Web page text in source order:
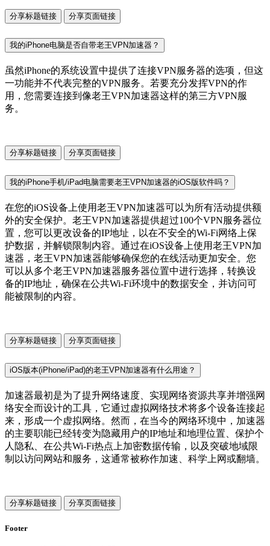
分享标题链接 分享页面链接
我的iPhone电脑是否自带老王VPN加速器？
虽然iPhone的系统设置中提供了连接VPN服务器的选项，但这
一功能并不代表完整的VPN服务。若要充分发挥VPN的作
用，您需要连接到像老王VPN加速器这样的第三方VPN服
务。
分享标题链接 分享页面链接
我的iPhone手机/iPad电脑需要老王VPN加速器的iOS版软件吗？
在您的iOS设备上使用老王VPN加速器可以为所有活动提供额
外的安全保护。老王VPN加速器提供超过100个VPN服务器位
置，您可以更改设备的IP地址，以在不安全的Wi-Fi网络上保
护数据，并解锁限制内容。通过在iOS设备上使用老王VPN加
速器，老王VPN加速器能够确保您的在线活动更加安全。您
可以从多个老王VPN加速器服务器位置中进行选择，转换设
备的IP地址，确保在公共Wi-Fi环境中的数据安全，并访问可
能被限制的内容。
分享标题链接 分享页面链接
iOS版本(iPhone/iPad)的老王VPN加速器有什么用途？
加速器最初是为了提升网络速度、实现网络资源共享并增强网
络安全而设计的工具，它通过虚拟网络技术将多个设备连接起
来，形成一个虚拟网络。然而，在当今的网络环境中，加速器
的主要职能已经转变为隐藏用户的IP地址和地理位置、保护个
人隐私、在公共Wi-Fi热点上加密数据传输，以及突破地域限
制以访问网站和服务，这通常被称作加速、科学上网或翻墙。
分享标题链接 分享页面链接
Footer